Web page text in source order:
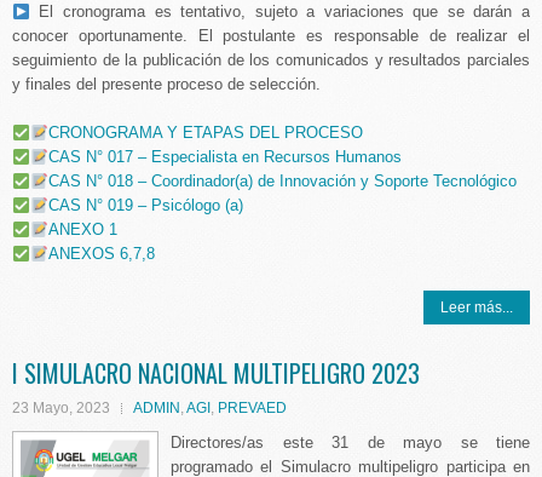
El cronograma es tentativo, sujeto a variaciones que se darán a
conocer oportunamente. El postulante es responsable de realizar el
seguimiento de la publicación de los comunicados y resultados parciales
y finales del presente proceso de selección.
CRONOGRAMA Y ETAPAS DEL PROCESO
CAS N° 017 – Especialista en Recursos Humanos
CAS N° 018 – Coordinador(a) de Innovación y Soporte Tecnológico
CAS N° 019 – Psicólogo (a)
ANEXO 1
ANEXOS 6,7,8
Leer más...
I SIMULACRO NACIONAL MULTIPELIGRO 2023
23 Mayo, 2023 ADMIN ,AGI , PREVAED
Directores/as este 31 de mayo se tiene
programado el Simulacro multipeligro participa en